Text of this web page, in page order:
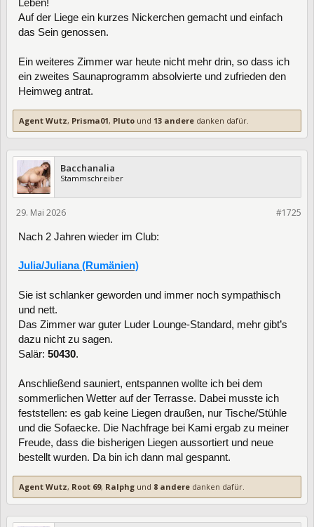
Leben!
Auf der Liege ein kurzes Nickerchen gemacht und einfach
das Sein genossen.
Ein weiteres Zimmer war heute nicht mehr drin, so dass ich
ein zweites Saunaprogramm absolvierte und zufrieden den
Heimweg antrat.
Agent Wutz, Prisma01, Pluto und 13 andere danken dafür.
Bacchanalia
Stammschreiber
#1725
29. Mai 2026
Nach 2 Jahren wieder im Club:
Julia/Juliana (Rumänien)
Sie ist schlanker geworden und immer noch sympathisch
und nett.
Das Zimmer war guter Luder Lounge-Standard, mehr gibt’s
dazu nicht zu sagen.
Salär: 50430.
Anschließend sauniert, entspannen wollte ich bei dem
sommerlichen Wetter auf der Terrasse. Dabei musste ich
feststellen: es gab keine Liegen draußen, nur Tische/Stühle
und die Sofaecke. Die Nachfrage bei Kami ergab zu meiner
Freude, dass die bisherigen Liegen aussortiert und neue
bestellt wurden. Da bin ich dann mal gespannt.
Agent Wutz, Root 69, Ralphg und 8 andere danken dafür.